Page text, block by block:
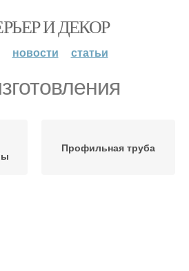
И ДЕКОР
новости статьи
Профильная труба